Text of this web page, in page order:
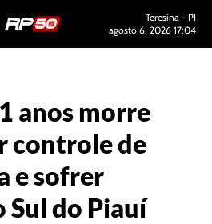
Teresina - PI
agosto 6, 2026 17:04
anos morre
controle de
e sofrer
Sul do Piauí